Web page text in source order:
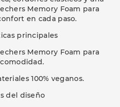
Memory Foam para
en cada paso.
principales
Memory Foam para
100% veganos.
del diseño